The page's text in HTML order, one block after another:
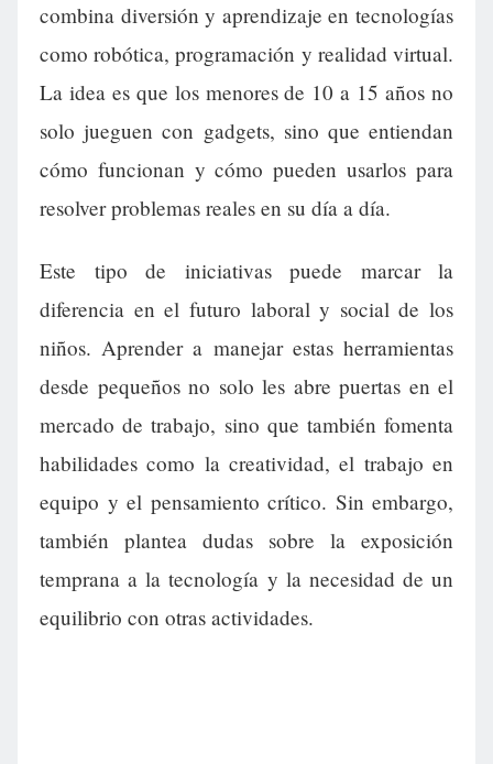
combina diversión y aprendizaje en tecnologías
como robótica, programación y realidad virtual.
La idea es que los menores de 10 a 15 años no
solo jueguen con gadgets, sino que entiendan
cómo funcionan y cómo pueden usarlos para
resolver problemas reales en su día a día.
Este tipo de iniciativas puede marcar la
diferencia en el futuro laboral y social de los
niños. Aprender a manejar estas herramientas
desde pequeños no solo les abre puertas en el
mercado de trabajo, sino que también fomenta
habilidades como la creatividad, el trabajo en
equipo y el pensamiento crítico. Sin embargo,
también plantea dudas sobre la exposición
temprana a la tecnología y la necesidad de un
equilibrio con otras actividades.